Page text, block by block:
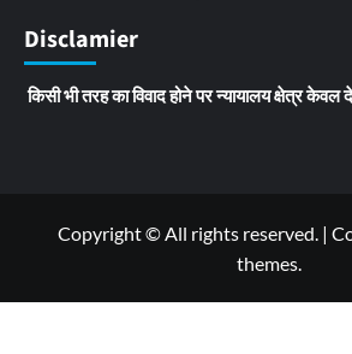
Disclamier
किसी भी तरह का विवाद होने पर न्यायालय क्षेत्र केवल
Copyright © All rights reserved. |
themes.